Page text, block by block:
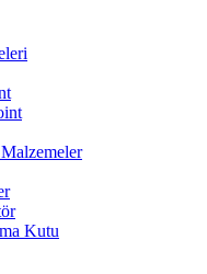
Kutu